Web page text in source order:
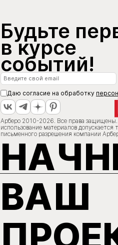
Будьте
в курсе
событий!
Даю согласие на обработку
Арберо 2010-2026. Все права защищены.
использование материалов допускается
письменного разрешения компании
ВАШ